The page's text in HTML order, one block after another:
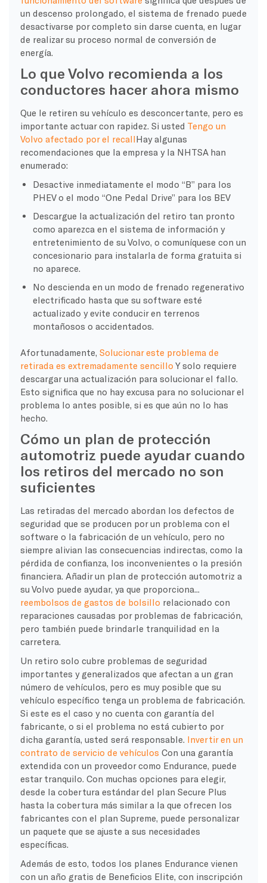
un descenso prolongado, el sistema de frenado puede
desactivarse por completo sin darse cuenta, en lugar
de realizar su proceso normal de conversión de
energía.
Lo que Volvo recomienda a los
conductores hacer ahora mismo
Que le retiren su vehículo es desconcertante, pero es
importante actuar con rapidez. Si usted Tengo un
Volvo afectado por el recallHay algunas
recomendaciones que la empresa y la NHTSA han
enumerado:
Desactive inmediatamente el modo “B” para los
PHEV o el modo “One Pedal Drive” para los BEV
Descargue la actualización del retiro tan pronto
como aparezca en el sistema de información y
entretenimiento de su Volvo, o comuníquese con un
concesionario para instalarla de forma gratuita si
no aparece.
No descienda en un modo de frenado regenerativo
electrificado hasta que su software esté
actualizado y evite conducir en terrenos
montañosos o accidentados.
Afortunadamente, Solucionar este problema de
retirada es extremadamente sencillo Y solo requiere
descargar una actualización para solucionar el fallo.
Esto significa que no hay excusa para no solucionar el
problema lo antes posible, si es que aún no lo has
hecho.
Cómo un plan de protección
automotriz puede ayudar cuando
los retiros del mercado no son
suficientes
Las retiradas del mercado abordan los defectos de
seguridad que se producen por un problema con el
software o la fabricación de un vehículo, pero no
siempre alivian las consecuencias indirectas, como la
pérdida de confianza, los inconvenientes o la presión
financiera. Añadir un plan de protección automotriz a
su Volvo puede ayudar, ya que proporciona...
reembolsos de gastos de bolsillo relacionado con
reparaciones causadas por problemas de fabricación,
pero también puede brindarle tranquilidad en la
carretera.
Un retiro solo cubre problemas de seguridad
importantes y generalizados que afectan a un gran
número de vehículos, pero es muy posible que su
vehículo específico tenga un problema de fabricación.
Si este es el caso y no cuenta con garantía del
fabricante, o si el problema no está cubierto por
dicha garantía, usted será responsable. Invertir en un
contrato de servicio de vehículos Con una garantía
extendida con un proveedor como Endurance, puede
estar tranquilo. Con muchas opciones para elegir,
desde la cobertura estándar del plan Secure Plus
hasta la cobertura más similar a la que ofrecen los
fabricantes con el plan Supreme, puede personalizar
un paquete que se ajuste a sus necesidades
específicas.
Además de esto, todos los planes Endurance vienen
con un año gratis de Beneficios Elite, con inscripción